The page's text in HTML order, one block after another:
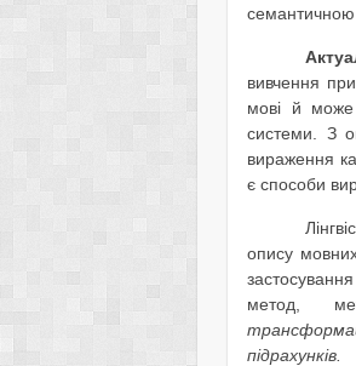
семантичною
вивчення
мові й може
системи. З
вираження
є способи
опису
метод,
підрахунків.